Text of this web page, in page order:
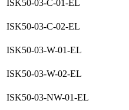
ISK50-03-C-01-EL
ISK50-03-C-02-EL
ISK50-03-W-01-EL
ISK50-03-W-02-EL
ISK50-03-NW-01-EL